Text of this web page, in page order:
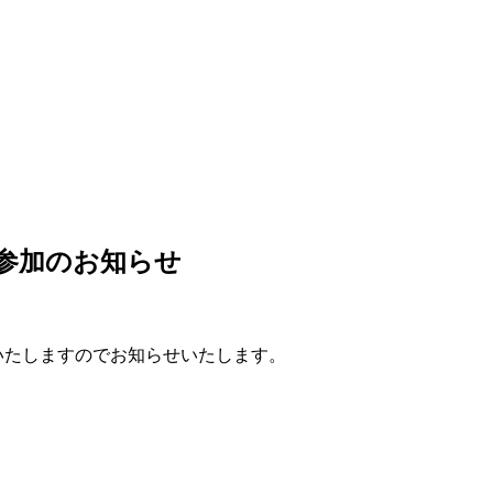
加のお知らせ
しますのでお知らせいたします。